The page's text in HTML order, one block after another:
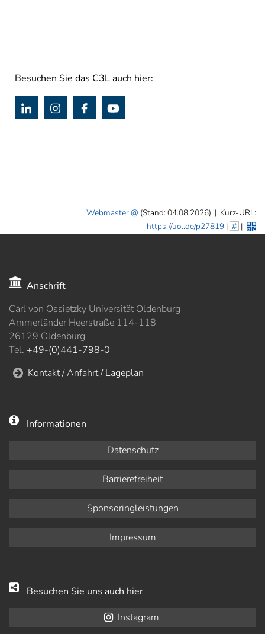
Besuchen Sie das C3L auch hier:
Webmaster (Stand: 04.08.2026) | Kurz-URL:
https://uol.de/p27819| # |
Anschrift
Carl von Ossietzky Universität Oldenburg
Ammerländer Heerstraße 114-118
26129 Oldenburg
Tel. +49-(0)441-798-0
Kontakt / Anfahrt / Lageplan
Informationen
Datenschutz
Barrierefreiheit
Sponsoringleistungen
Impressum
Besuchen Sie uns auch hier
Instagram